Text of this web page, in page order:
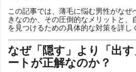
この記事では、薄毛に悩む男性がなぜ
きなのか、その圧倒的なメリットと、
を見つけるための具体的な対策を詳し
なぜ「隠す」より「出
ートが正解なのか？